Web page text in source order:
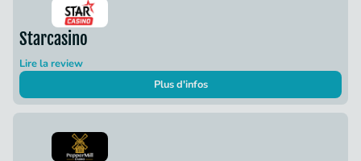
Starcasino
Lire la review
Plus d'infos